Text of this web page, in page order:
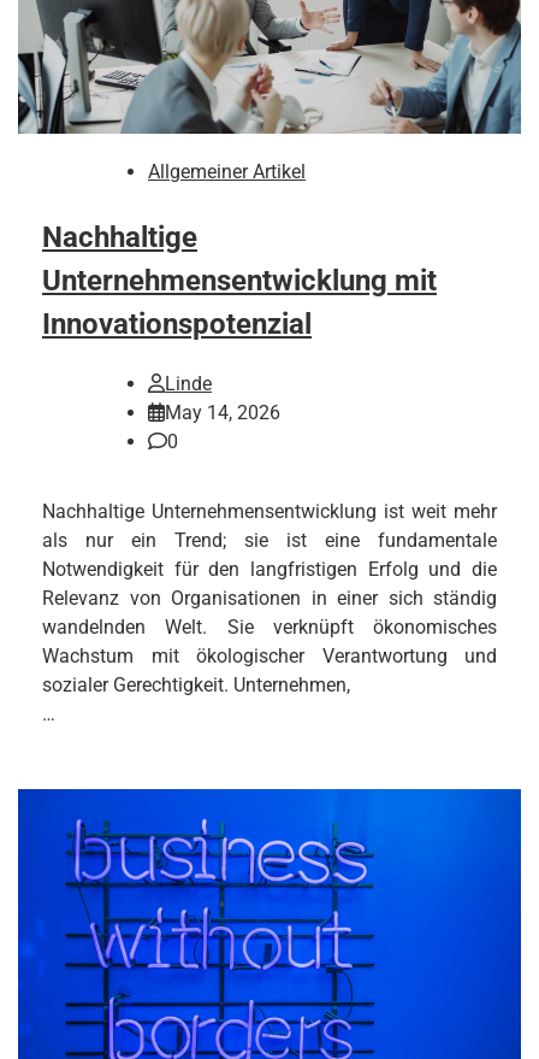
Allgemeiner Artikel
Nachhaltige
Unternehmensentwicklung mit
Innovationspotenzial
Linde
May 14, 2026
0
Nachhaltige Unternehmensentwicklung ist weit mehr
als nur ein Trend; sie ist eine fundamentale
Notwendigkeit für den langfristigen Erfolg und die
Relevanz von Organisationen in einer sich ständig
wandelnden Welt. Sie verknüpft ökonomisches
Wachstum mit ökologischer Verantwortung und
sozialer Gerechtigkeit. Unternehmen,
…